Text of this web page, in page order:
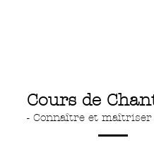
Cours de
- Connaître et maîtriser